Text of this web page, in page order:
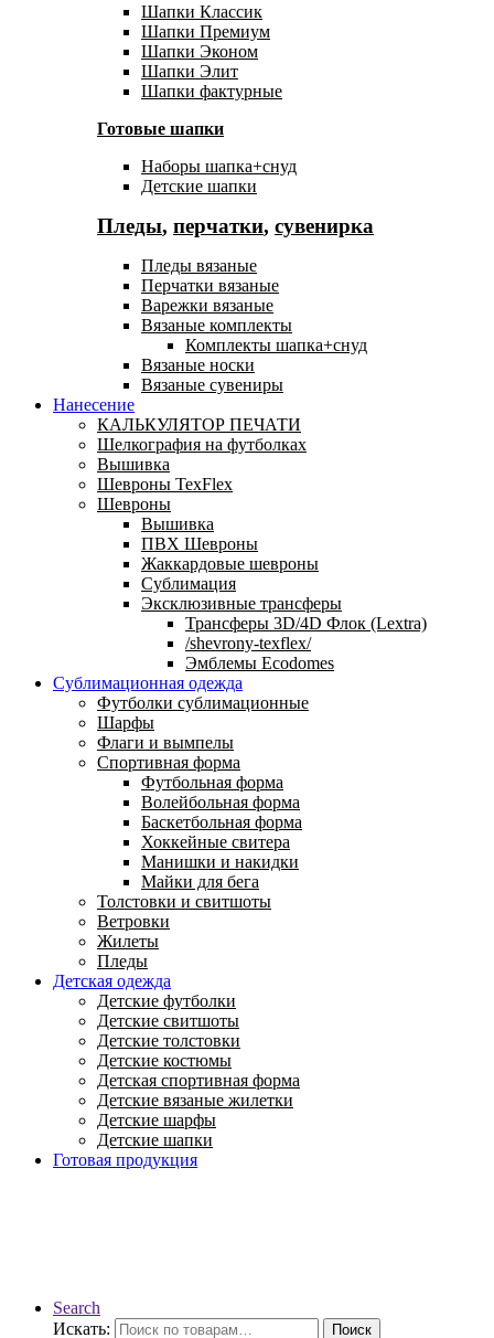
Шапки Классик
Шапки Премиум
Шапки Эконом
Шапки Элит
Шапки фактурные
Готовые шапки
Наборы шапка+снуд
Детские шапки
Пледы, перчатки, сувенирка
Пледы вязаные
Перчатки вязаные
Варежки вязаные
Вязаные комплекты
Комплекты шапка+снуд
Вязаные носки
Вязаные сувениры
Нанесение
КАЛЬКУЛЯТОР ПЕЧАТИ
Шелкография на футболках
Вышивка
Шевроны TexFlex
Шевроны
Вышивка
ПВХ Шевроны
Жаккардовые шевроны
Сублимация
Эксклюзивные трансферы
Трансферы 3D/4D Флок (Lextra)
/shevrony-texflex/
Эмблемы Ecodomes
Сублимационная одежда
Футболки сублимационные
Шарфы
Флаги и вымпелы
Спортивная форма
Футбольная форма
Волейбольная форма
Баскетбольная форма
Хоккейные свитера
Манишки и накидки
Майки для бега
Толстовки и свитшоты
Ветровки
Жилеты
Пледы
Детская одежда
Детские футболки
Детские свитшоты
Детские толстовки
Детские костюмы
Детская спортивная форма
Детские вязаные жилетки
Детские шарфы
Детские шапки
Готовая продукция
Search
Искать:
Поиск